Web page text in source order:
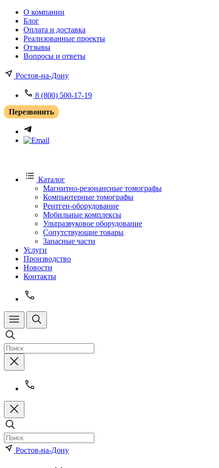
О компании
Блог
Оплата и доставка
Реализованные проекты
Отзывы
Вопросы и ответы
Ростов-на-Дону
8 (800) 500-17-19
Перезвонить
Каталог
Магнитно-резонансные томографы
Компьютерные томографы
Рентген-оборудование
Мобильные комплексы
Ультразвуковое оборудование
Сопутствующие товары
Запасные части
Услуги
Производство
Новости
Контакты
Ростов-на-Дону